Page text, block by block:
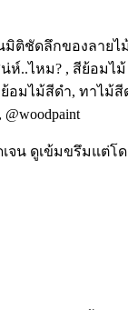
จน ดูเข้มขรึมแต่โ